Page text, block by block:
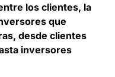
los clientes, la
que
, desde clientes
inversores